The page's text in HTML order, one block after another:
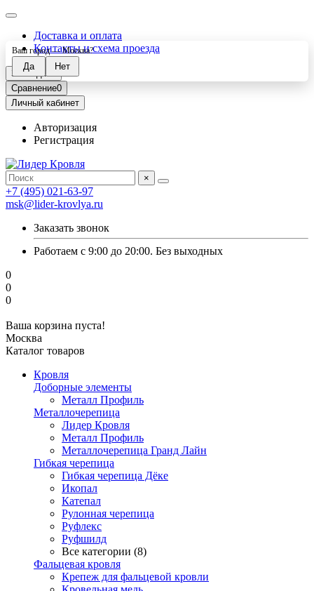
Доставка и оплата
Контакты и схема проезда
Закладки0
Сравнение0
Личный кабинет
Авторизация
Регистрация
×
+7 (495) 021-63-97
msk@lider-krovlya.ru
Заказать звонок
Работаем с 9:00 до 20:00. Без выходных
0
0
0
Ваша корзина пуста!
Москва
Ваш город —Москва?
Каталог товаров
Кровля
Доборные элементы
Металл Профиль
Металлочерепица
Лидер Кровля
Металл Профиль
Металлочерепица Гранд Лайн
Гибкая черепица
Гибкая черепица Дёке
Икопал
Катепал
Рулонная черепица
Руфлекс
Руфшилд
Все категории (8)
Фальцевая кровля
Крепеж для фальцевой кровли